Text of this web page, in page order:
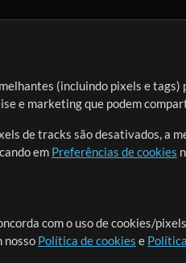
de louvor em todo o mundo,
para o que realmente
(incluindo pixels e
e marketing que podem
de tracks são desativados, a
em Preferências de cookies
com o uso de cookies/
nosso Política de cookies e